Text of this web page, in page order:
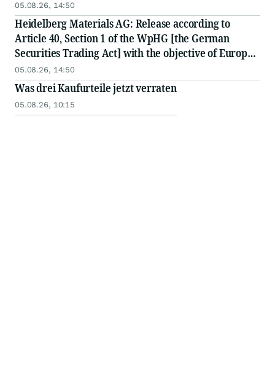
05.08.26, 14:50
Heidelberg Materials AG: Release according to
Article 40, Section 1 of the WpHG [the German
Securities Trading Act] with the objective of Europe-
wide distribution
05.08.26, 14:50
Was drei Kaufurteile jetzt verraten
05.08.26, 10:15